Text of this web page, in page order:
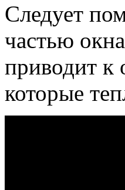
Следует
частью
приводит к
которые